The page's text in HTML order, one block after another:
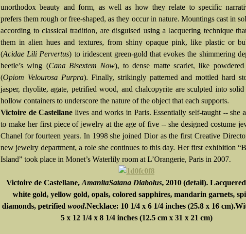
unorthodox beauty and form, as well as how they relate to specific
prefers them rough or free-shaped, as they occur in nature. Mountings cast in
according to classical tradition, are disguised using a lacquering technique
them in alien hues and textures, from shiny opaque pink, like plastic or
(Acidae Lili Pervertus) to iridescent green-gold that evokes the shimmering
beetle’s wing (Cana Bisextem Now), to dense matte scarlet, like powdered
(Opiom Velourosa Purpra). Finally, strikingly patterned and mottled hard
jasper, rhyolite, agate, petrified wood, and chalcopyrite are sculpted into solid
hollow containers to underscore the nature of the object that each supports.
Victoire de Castellane lives and works in Paris. Essentially self-taught -- she
to make her first piece of jewelry at the age of five -- she designed costume
Chanel for fourteen years. In 1998 she joined Dior as the first Creative
new jewelry department, a role she continues to this day. Her first exhibition
Island” took place in Monet’s Waterlily room at L’Orangerie, Paris in 2007.
Victoire de Castellane, AmanitaSatana Diabolus, 2010 (detail).
white gold, yellow gold, opals, colored sapphires, mandarin garnets,
diamonds, petrified wood.Necklace: 10 1/4 x 6 1/4 inches (25.8 x 16
5 x 12 1/4 x 8 1/4 inches (12.5 cm x 31 x 21 cm)